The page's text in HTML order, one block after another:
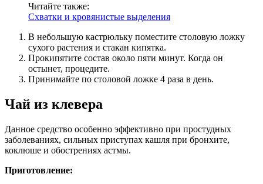
Читайте также:
Схватки и кровянистые выделения
В небольшую кастрюльку поместите столовую ложку
сухого растения и стакан кипятка.
Прокипятите состав около пяти минут. Когда он
остынет, процедите.
Принимайте по столовой ложке 4 раза в день.
Чай из клевера
Данное средство особенно эффективно при простудных
заболеваниях, сильных приступах кашля при бронхите,
коклюше и обострениях астмы.
Приготовление: